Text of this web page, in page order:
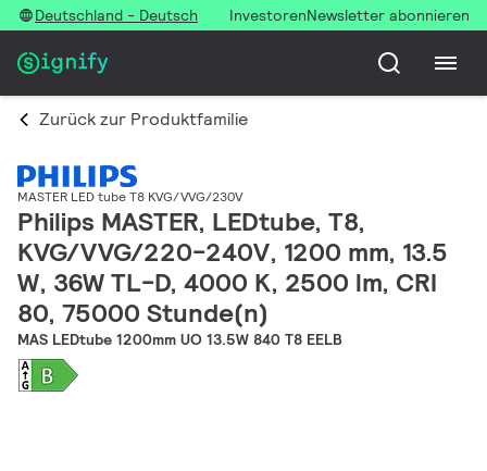
Deutschland - Deutsch InvestorenNewsletter abonnieren
Zurück zur Produktfamilie
MASTER LED tube T8 KVG/VVG/230V
Philips MASTER, LEDtube, T8,
KVG/VVG/220-240V, 1200 mm, 13.5
W, 36W TL-D, 4000 K, 2500 lm, CRI
80, 75000 Stunde(n)
MAS LEDtube 1200mm UO 13.5W 840 T8 EELB